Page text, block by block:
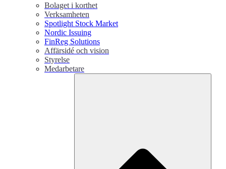
Bolaget i korthet
Verksamheten
Spotlight Stock Market
Nordic Issuing
FinReg Solutions
Affärsidé och vision
Styrelse
Medarbetare